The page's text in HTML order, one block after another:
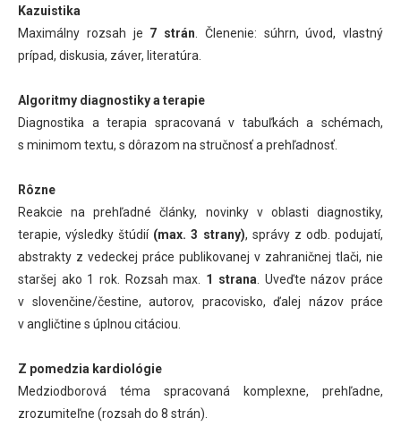
Kazuistika
Maximálny rozsah je 7 strán . Členenie: súhrn, úvod, vlastný
prípad, diskusia, záver, literatúra.
Algoritmy diagnostiky a terapie
Diagnostika a terapia spracovaná v tabuľkách a schémach,
s minimom textu, s dôrazom na stručnosť a prehľadnosť.
Rôzne
Reakcie na prehľadné články, novinky v oblasti diagnostiky,
terapie, výsledky štúdií(max. 3 strany), správy z odb. podujatí,
abstrakty z vedeckej práce publikovanej v zahraničnej tlači, nie
staršej ako 1 rok. Rozsah max. 1 strana . Uveďte názov práce
v slovenčine/čestine, autorov, pracovisko, ďalej názov práce
v angličtine s úplnou citáciou.
Z pomedzia kardiológie
Medziodborová téma spracovaná komplexne, prehľadne,
zrozumiteľne (rozsah do 8 strán).